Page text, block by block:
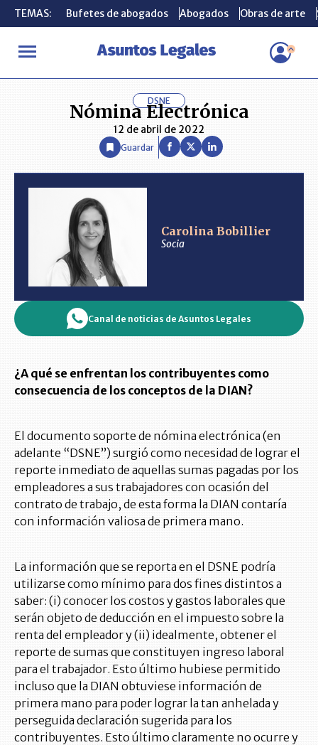
TEMAS: Bufetes de abogados Abogados Obras de arte
INICIO ANÁLISIS CAROLINA BOBILLIER Nómina Electrónica
TEMAS: Bufetes de abogados Abogados Obras de arte
DSNE
Nómina Electrónica
12 de abril de 2022
Guardar
Carolina Bobillier
Socia
Canal de noticias de Asuntos Legales
¿A qué se enfrentan los contribuyentes como
consecuencia de los conceptos de la DIAN?
El documento soporte de nómina electrónica (en
adelante “DSNE”) surgió como necesidad de lograr el
reporte inmediato de aquellas sumas pagadas por los
empleadores a sus trabajadores con ocasión del
contrato de trabajo, de esta forma la DIAN contaría
con información valiosa de primera mano.
La información que se reporta en el DSNE podría
utilizarse como mínimo para dos fines distintos a
saber: (i) conocer los costos y gastos laborales que
serán objeto de deducción en el impuesto sobre la
renta del empleador y (ii) idealmente, obtener el
reporte de sumas que constituyen ingreso laboral
para el trabajador. Esto último hubiese permitido
incluso que la DIAN obtuviese información de
primera mano para poder lograr la tan anhelada y
perseguida declaración sugerida para los
contribuyentes. Esto último claramente no ocurre y